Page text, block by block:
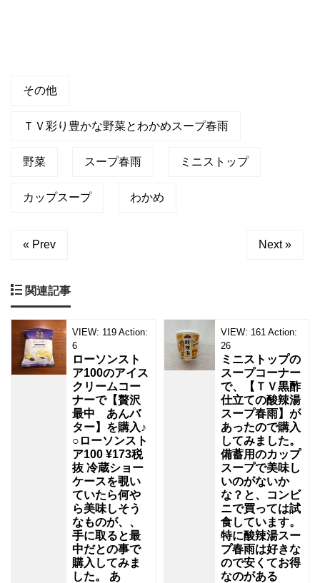
その他
ＴＶ彩り豊かな野菜とわかめスープ春雨
野菜 スープ春雨 ミニストップ
カップスープ わかめ
« Prev Next »
関連記事
VIEW: 119 Action:
6
ローソンスト
ア100のアイス
クリームコー
ナーで【贅沢
最中 あんバ
ター】を購入♪
○ローソンスト
ア100 ¥173税
抜 冷蔵ショー
ケースを覗い
ていたら何や
ら美味しそう
なものが、、
手に取ると最
中だとの事で
購入してみま
した。 あ
VIEW: 161 Action:
26
ミニストップの
スープコーナー
で、【ＴＶ黒酢
仕立ての酸辣湯
スープ春雨】が
あったので購入
してみました。
備蓄用のカップ
スープで美味し
いのがないか
な？と、コンビ
ニで買っては試
食しています。
特に酸辣湯スー
プ春雨は好きな
ので安くてお得
なのがある